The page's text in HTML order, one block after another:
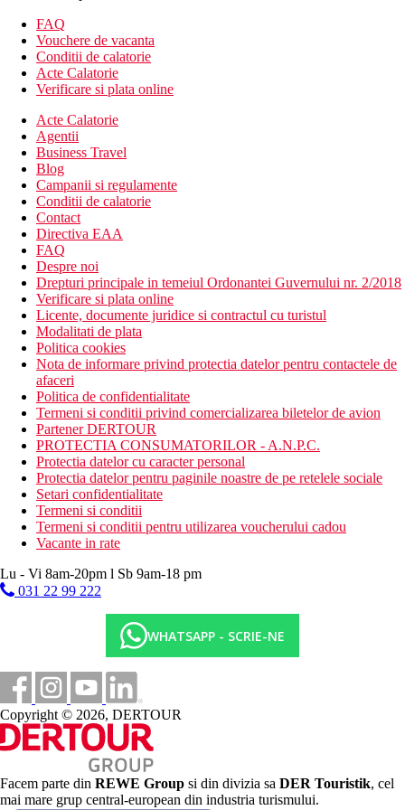
2 piscine exterioare
terasa la soare, sezlonguri, umbrele de soare si prosoape
gratuite, bar la piscina
Plaja cu nisip artificiala chiar langa hotel.
Sezlonguri, umbrele si prosoape gratuite.
Recomandam incaltaminte pentru intrarea in mare.
Oferta sportiva
Gratuit: tenis, fitness, piscina interioara, tenis de masa.
Contra cost: bowling (aprox. 300 m de hotel).
Wellness
Centrul Spa Elixir ofera sauna, baie de aburi, fitness,
diverse tipuri de masaje si pachete de infrumusetare,
piscina interioara, salon de coafura
Mese
Ultra all inclusive
Mic dejun, pranz si cina tip bufet
Minibar umplut la sosire (reumplere contra cost)
Aprovizionare zilnica cu cafea si ceai in camera
Bauturi alcoolice si nealcoolice alese de productie locala si
internationala (11:00 a.m. - miezul noptii)
Alegerea meselor de la 4 restaurante a la carte (necesita
rezervare)
Gustare de dupa-amiaza, inghetata, cafea, ceai
Categoria oficiala
5 stele
Distanţe
140 km
Distanta de cel mai apropiat aeroport
Distanta pana la plaja
3 km
Centrul orasului
500 m
Magazine
Plaja
FAQ
Vouchere de vacanta
Conditii de calatorie
Acte Calatorie
Verificare si plata online
Acte Calatorie
Agentii
Business Travel
Blog
Campanii si regulamente
Conditii de calatorie
Contact
Directiva EAA
FAQ
Despre noi
Drepturi principale in temeiul Ordonantei Guvernului nr. 2/2018
Verificare si plata online
Licente, documente juridice si contractul cu turistul
Modalitati de plata
Politica cookies
Nota de informare privind protectia datelor pentru contactele de
afaceri
Politica de confidentialitate
Termeni si conditii privind comercializarea biletelor de avion
Partener DERTOUR
PROTECTIA CONSUMATORILOR - A.N.P.C.
Protectia datelor cu caracter personal
Protectia datelor pentru paginile noastre de pe retelele sociale
Setari confidentialitate
Termeni si conditii
Termeni si conditii pentru utilizarea voucherului cadou
Vacante in rate
Lu - Vi 8am-20pm l Sb 9am-18 pm
031 22 99 222
WHATSAPP - SCRIE-NE
Copyright © 2026, DERTOUR
Facem parte din REWE Group si din divizia sa DER Touristik, cel
mai mare grup central-european din industria turismului.